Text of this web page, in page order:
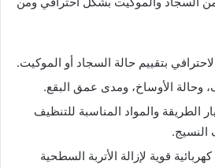
بتقييم حالة السجاد أو الموكيت.
وحالة الأوساخ، ومدى عمق البقع.
الطريقة والمواد المناسبة للتنظيف
قوية لإزالة الأتربة السطحية